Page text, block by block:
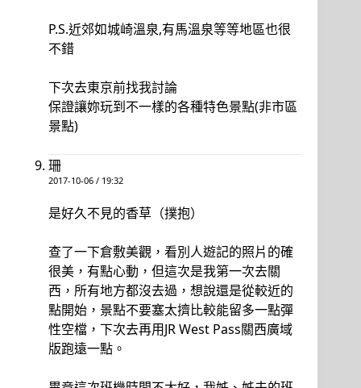
P.S.近郊如城崎溫泉,有馬溫泉等等地區也很
不錯
下次去東京前找我討論
保證讓妳玩到不一樣的各種特色景點(非市區
景點)
珊
2017-10-06 / 19:32
是好久不見的香草（撲抱）
查了一下倉敷美觀，看別人遊記的照片的確
很美，有點心動，但這次是我第一次去關
西，所有地方都沒去過，想說還是從較近的
點開始，景點不要塞太擠比較能留多一點彈
性空檔，下次去再用JR West Pass關西廣域
版跑遠一點。